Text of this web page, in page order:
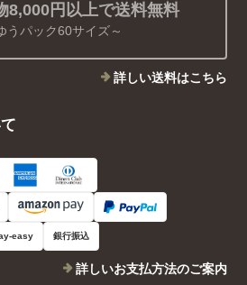
8,000円以上で送料無料
うパック60サイズ～
詳しい送料はこちら
easy 銀行振込
詳しいお支払方法のご案内